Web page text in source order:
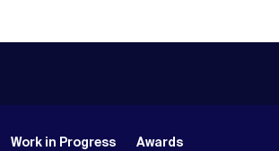
Work in Progress
Awards